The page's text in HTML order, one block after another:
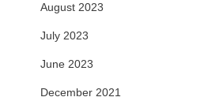
August 2023
July 2023
June 2023
December 2021